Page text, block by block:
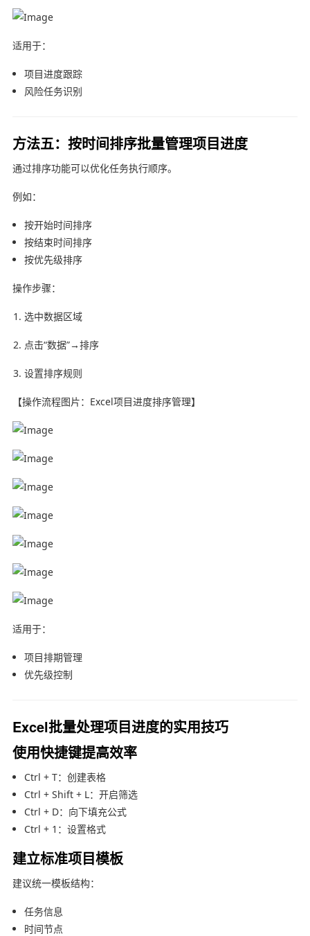
适用于：
项目进度跟踪
风险任务识别
方法五：按时间排序批量管理项目进度
通过排序功能可以优化任务执行顺序。
例如：
按开始时间排序
按结束时间排序
按优先级排序
操作步骤：
选中数据区域
点击“数据”→排序
设置排序规则
【操作流程图片：Excel项目进度排序管理】
适用于：
项目排期管理
优先级控制
Excel批量处理项目进度的实用技巧
使用快捷键提高效率
Ctrl + T：创建表格
Ctrl + Shift + L：开启筛选
Ctrl + D：向下填充公式
Ctrl + 1：设置格式
建立标准项目模板
建议统一模板结构：
任务信息
时间节点